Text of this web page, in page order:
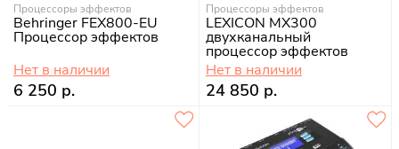
Процессоры эффектов
Behringer FEX800-EU
Процессор эффектов
Нет в наличии
6 250 р.
Процессоры эффектов
LEXICON MX300
двухканальный
процессор эффектов
Нет в наличии
24 850 р.